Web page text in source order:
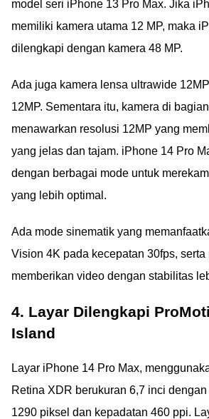
model seri iPhone 13 Pro Max. Jika
memiliki kamera utama 12 MP, maka
dilengkapi dengan kamera 48 MP.
Ada juga kamera lensa ultrawide
12MP. Sementara itu, kamera di
menawarkan resolusi 12MP yang
yang jelas dan tajam. iPhone 14 Pro
dengan berbagai mode untuk
yang lebih optimal.
Ada mode sinematik yang
Vision 4K pada kecepatan 30fps, serta
memberikan video dengan stabilitas
4. Layar Dilengkapi
Island
Layar iPhone 14 Pro Max,
Retina XDR berukuran 6,7 inci
1290 piksel dan kepadatan 460 ppi.